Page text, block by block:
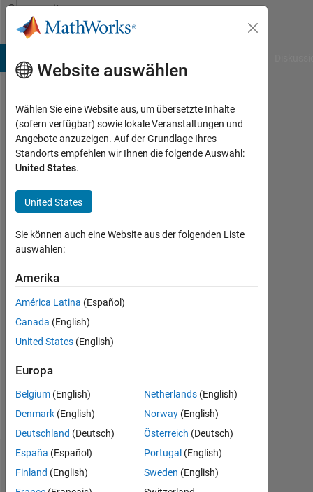
Weiter zum Inhalt
Community
Profile
Vahram
Voskerchyan
Last
Monate
vor
|
Aktiv
2020
Followers:
0
Following:
Follow
Website auswählen
Wählen Sie eine Website aus, um übersetzte Inhalte
(sofern verfügbar) sowie lokale Veranstaltungen und
Angebote anzuzeigen. Auf der Grundlage Ihres
Standorts empfehlen wir Ihnen die folgende Auswahl:
United States.
United States
Sie können auch eine Website aus der folgenden Liste
auswählen:
Amerika
América Latina (Español)
Canada (English)
United States (English)
Europa
Belgium (English)
Denmark (English)
Deutschland (Deutsch)
España (Español)
Finland (English)
Netherlands (English)
Norway (English)
Österreich (Deutsch)
Portugal (English)
Sweden (English)